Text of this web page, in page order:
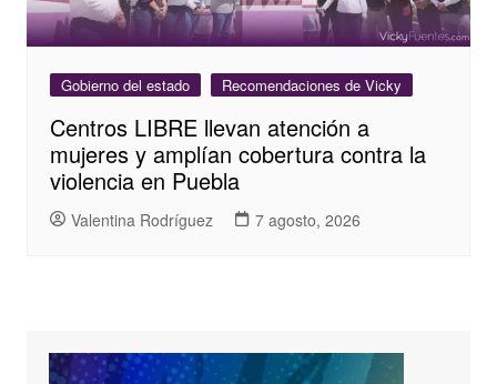
Gobierno del estado Recomendaciones de Vicky
Centros LIBRE llevan atención a
mujeres y amplían cobertura contra la
violencia en Puebla
Valentina Rodríguez 7 agosto, 2026